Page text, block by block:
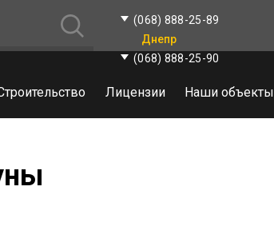
(068) 888-25-89
Днепр
(068) 888-25-90
Лицензии Наши объекты